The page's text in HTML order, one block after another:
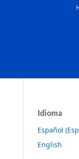
Idioma
Español
English